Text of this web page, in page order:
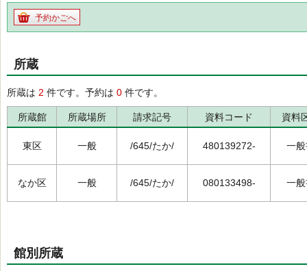
予約かごへ
所蔵
所蔵は 2 件です。予約は 0 件です。
所蔵館 所蔵場所 請求記号 資料コード 資料
東区 一般 /645/たか/ 480139272- 一
なか区 一般 /645/たか/ 080133498- 一
館別所蔵